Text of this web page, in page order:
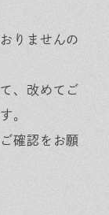
りませんの
、改めてご
。
確認をお願